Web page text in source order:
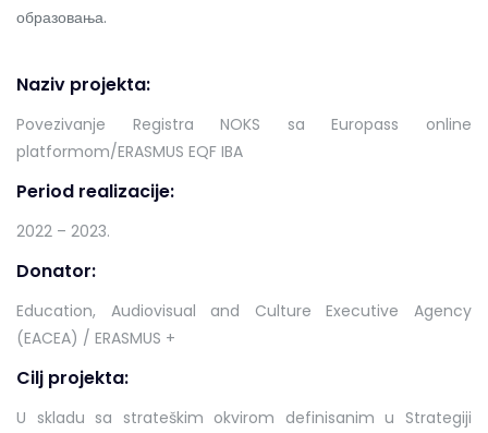
образовања.
Naziv projekta:
Povezivanje Registra NOKS sa Europass online
platformom/ERASMUS EQF IBA
Period realizacije:
2022 – 2023.
Donator:
Education, Audiovisual and Culture Executive Agency
(EACEA) / ERASMUS +
Cilj projekta:
U skladu sa strateškim okvirom definisanim u Strategiji